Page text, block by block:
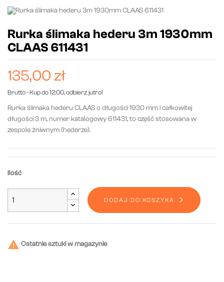
Rurka ślimaka hederu 3m 1930mm
CLAAS 611431
135,00 zł
Brutto- Kup do 12:00, odbierz jutro!
Rurka ślimaka hederu CLAAS o długości 1930 mm i całkowitej
długości 3 m, numer katalogowy 611431, to część stosowana w
zespole żniwnym (hederze).
Ilość
DODAJ DO KOSZYKA
 Ostatnie sztuki w magazynie